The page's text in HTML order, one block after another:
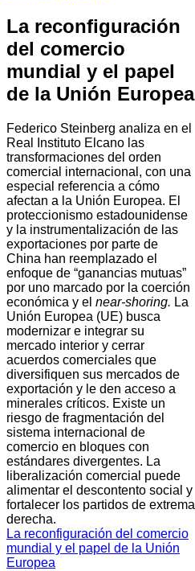
La reconfiguración
del comercio
mundial y el papel
de la Unión Europea
Federico Steinberg analiza en el
Real Instituto Elcano las
transformaciones del orden
comercial internacional, con una
especial referencia a cómo
afectan a la Unión Europea. El
proteccionismo estadounidense
y la instrumentalización de las
exportaciones por parte de
China han reemplazado el
enfoque de “ganancias mutuas”
por uno marcado por la coerción
económica y el near-shoring. La
Unión Europea (UE) busca
modernizar e integrar su
mercado interior y cerrar
acuerdos comerciales que
diversifiquen sus mercados de
exportación y le den acceso a
minerales críticos. Existe un
riesgo de fragmentación del
sistema internacional de
comercio en bloques con
estándares divergentes. La
liberalización comercial puede
alimentar el descontento social y
fortalecer los partidos de extrema
derecha.
La reconfiguración del comercio
mundial y el papel de la Unión
Europea